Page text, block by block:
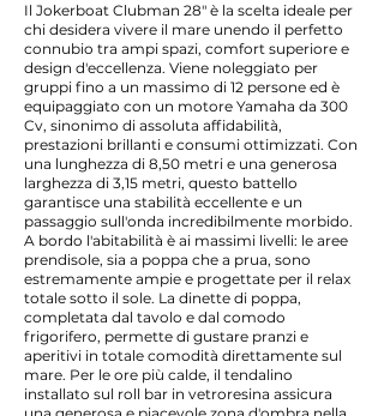
Il Jokerboat Clubman 28" è la scelta ideale per
chi desidera vivere il mare unendo il perfetto
connubio tra ampi spazi, comfort superiore e
design d'eccellenza. Viene noleggiato per
gruppi fino a un massimo di 12 persone ed è
equipaggiato con un motore Yamaha da 300
Cv, sinonimo di assoluta affidabilità,
prestazioni brillanti e consumi ottimizzati. Con
una lunghezza di 8,50 metri e una generosa
larghezza di 3,15 metri, questo battello
garantisce una stabilità eccellente e un
passaggio sull'onda incredibilmente morbido.
A bordo l'abitabilità è ai massimi livelli: le aree
prendisole, sia a poppa che a prua, sono
estremamente ampie e progettate per il relax
totale sotto il sole. La dinette di poppa,
completata dal tavolo e dal comodo
frigorifero, permette di gustare pranzi e
aperitivi in totale comodità direttamente sul
mare. Per le ore più calde, il tendalino
installato sul roll bar in vetroresina assicura